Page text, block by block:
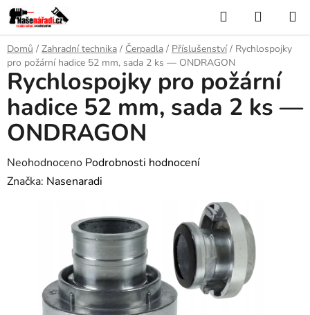
Přejít
na
obsah
Hledat
KOŠÍK
Domů / Zahradní technika / Čerpadla / Příslušenství / Rychlospojky
pro požární hadice 52 mm, sada 2 ks — ONDRAGON
Rychlospojky pro požární
hadice 52 mm, sada 2 ks —
ONDRAGON
Průměrné
hodnocení
hvězdiček.
Neohodnoceno Podrobnosti hodnocení
Značka: Nasenaradi